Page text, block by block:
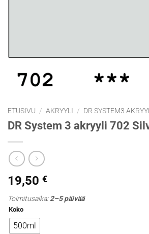
ETUSIVU / AKRYYLI / DR SYSTEM3
DR System 3 akryyli 702
19,50 €
Toimitusaika:2–5 päivää
Koko
500ml